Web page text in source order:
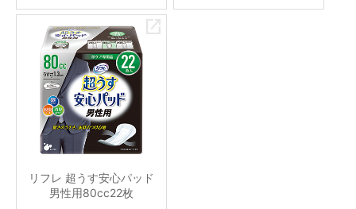
リフレ 超うす安心パッド
男性用80cc22枚